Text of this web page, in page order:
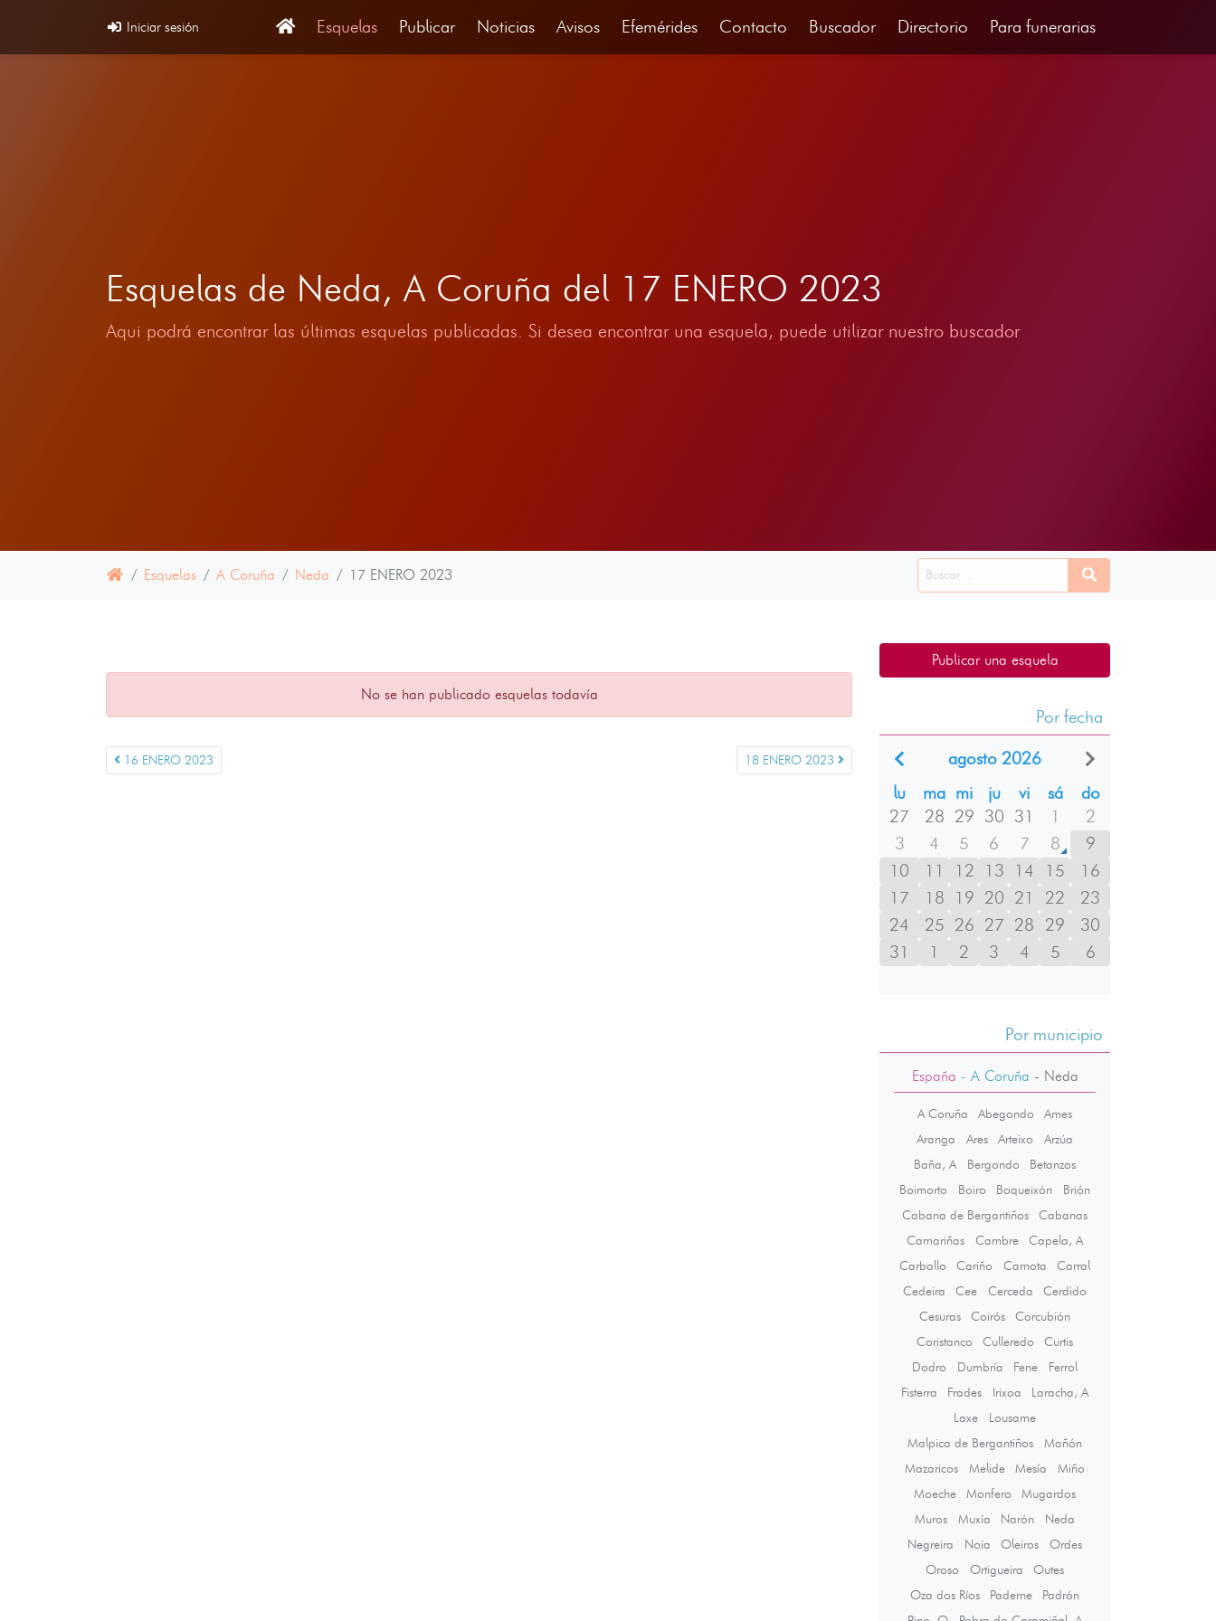
Iniciar sesión Esquelas Publicar Noticias Avisos Efemérides Contacto Buscador Directorio Para funerarias
Esquelas de Neda, A Coruña del 17 ENERO 2023
Aqui podrá encontrar las últimas esquelas publicadas. Si desea encontrar una esquela, puede utilizar nuestro buscador
Esquelas A Coruña Neda 17 ENERO 2023
No se han publicado esquelas todavía
16 ENERO 2023 18 ENERO 2023
Publicar una esquela
Por fecha
agosto 2026
lu
ma mi ju vi sá
do
27
28 29 30 31 1
2
3
4 5 6 7 8
9
10
11 12 13 14 15
16
17
18 19 20 21 22
23
24
25 26 27 28 29
30
31
1 2 3 4 5 6
Por municipio
España - A Coruña - Neda
A Coruña Abegondo
Ames
Aranga
Ares Arteixo
Arzúa
Baña, A
Bergondo
Betanzos
Boimorto
Boiro Boqueixón
Brión
Cabana de Bergantiños
Cabanas
Camariñas
Cambre
Capela, A
Carballo
Cariño Carnota
Carral
Cedeira
Cee Cerceda
Cerdido
Cesuras
Coirós
Corcubión
Coristanco
Culleredo
Curtis
Dodro
Dumbría Fene
Ferrol
Fisterra
Frades Irixoa
Laracha, A
Laxe
Lousame
Malpica de Bergantiños
Mañón
Mazaricos
Melide Mesía
Miño
Moeche
Monfero
Mugardos
Muros
Muxía Narón
Neda
Negreira
Noia Oleiros
Ordes
Oroso
Ortigueira
Outes
Oza dos Ríos
Paderne
Padrón